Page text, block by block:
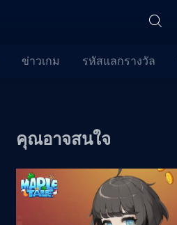
ข่าวเกม รหัสแลกรางวัล
คุณอาจสนใจ